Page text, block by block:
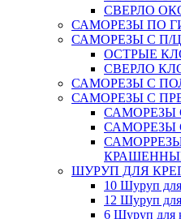
СВЕРЛО
САМОРЕЗЫ ПО
САМОРЕЗЫ С П/
ОСТРЫЕ
СВЕРЛО
САМОРЕЗЫ С
САМОРЕЗЫ С
САМОРЕЗЫ
САМОРЕЗЫ
ШУРУП ДЛЯ
10 Шуруп
12 Шуруп
6 Шуруп для